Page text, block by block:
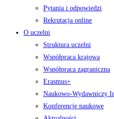
Pytania i odpowiedzi
Rekrutacja online
O uczelni
Struktura uczelni
Współpraca krajowa
Współpraca zagraniczna
Erasmus+
Naukowo-Wydawniczy
Konferencje naukowe